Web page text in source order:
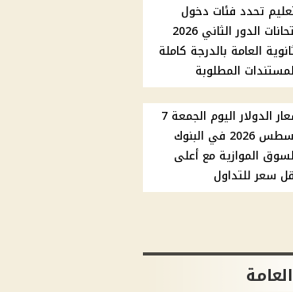
تحدد فئات دخول
امتحانات الدور الثاني 2026
العامة بالدرجة كاملة
المطلوبة
أسعار الدولار اليوم الجمعة 7
أغسطس 2026 في البنوك
الموازية مع أعلى
سعر للتداول